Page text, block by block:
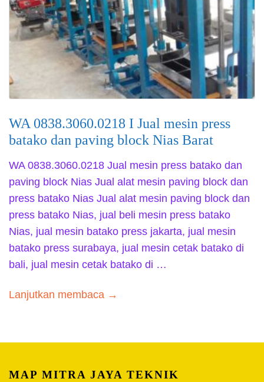
WA 0838.3060.0218 I Jual mesin press
batako dan paving block Nias Barat
WA 0838.3060.0218 Jual mesin press batako dan
paving block Nias Jual alat mesin paving block dan
press batako Nias Jual alat mesin paving block dan
press batako Nias, jual beli mesin press batako
Nias, jual mesin batako press jakarta, jual mesin
batako press surabaya, jual mesin cetak batako di
bali, jual mesin cetak batako di …
Lanjutkan membaca →
MAP MITRA JAYA TEKNIK